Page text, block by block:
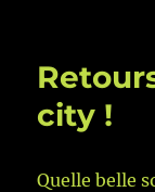
city !
Quelle belle